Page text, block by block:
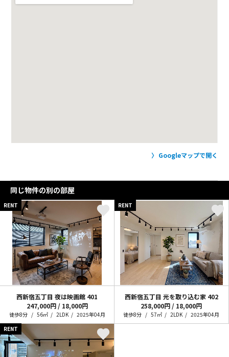
Googleマップで開く
同じ物件の別の部屋
RENT
西新宿五丁目 夜は映画館 401
247,000円 / 18,000円
徒歩8分 56㎡ 2LDK 2025年04月
RENT
西新宿五丁目 光を取り込む家 402
258,000円 / 18,000円
徒歩8分 57㎡ 2LDK
2025年04月
RENT